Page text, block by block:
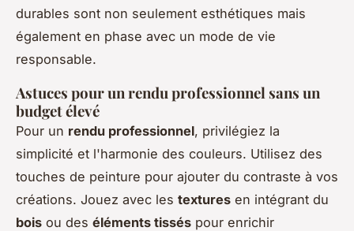
durables sont non seulement esthétiques mais
également en phase avec un mode de vie
responsable.
Astuces pour un rendu professionnel sans un
budget élevé
Pour un rendu professionnel, privilégiez la
simplicité et l'harmonie des couleurs. Utilisez des
touches de peinture pour ajouter du contraste à vos
créations. Jouez avec les textures en intégrant du
bois ou des éléments tissés pour enrichir